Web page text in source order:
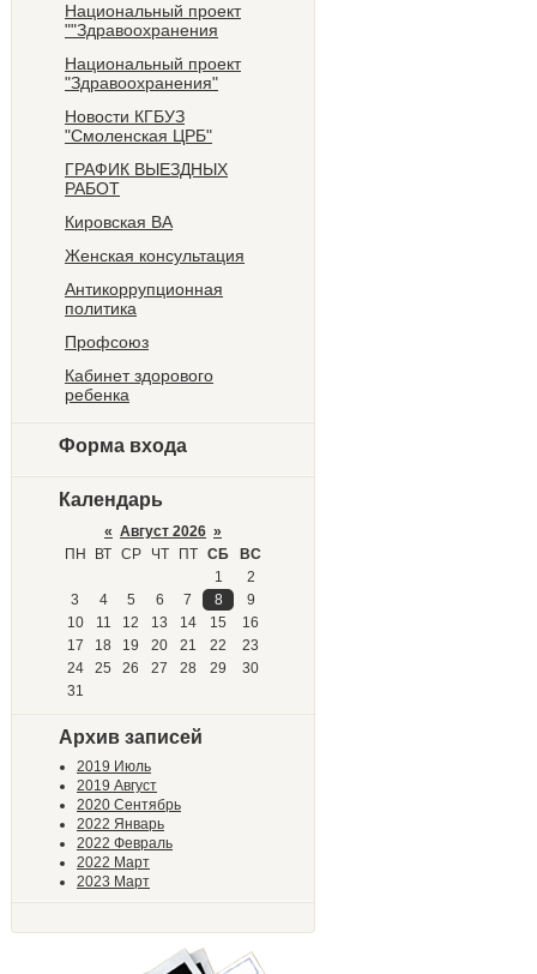
Национальный проект
""Здравоохранения
Национальный проект
"Здравоохранения"
Новости КГБУЗ
"Смоленская ЦРБ"
ГРАФИК ВЫЕЗДНЫХ
РАБОТ
Кировская ВА
Женская консультация
Антикоррупционная
политика
Профсоюз
Кабинет здорового
ребенка
Форма входа
Календарь
« Август 2026 »
ПН
ВТ СР ЧТ ПТ СБ
ВС
1
2
3
4 5 6 7 8
9
10
11 12 13 14 15
16
17
18 19 20 21 22
23
24
25 26 27 28 29
30
31
Архив записей
2019 Июль
2019 Август
2020 Сентябрь
2022 Январь
2022 Февраль
2022 Март
2023 Март